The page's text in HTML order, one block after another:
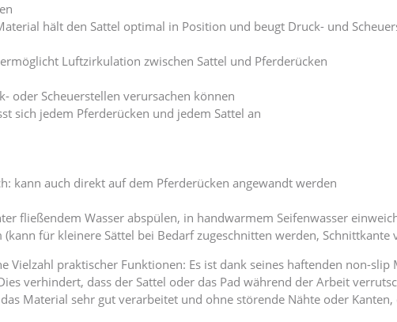
hält den Sattel optimal in Position und beugt Druck- und
Luftzirkulation zwischen Sattel und Pferderücken
oder Scheuerstellen verursachen können
sich jedem Pferderücken und jedem Sattel an
kann auch direkt auf dem Pferderücken angewandt werden
fließendem Wasser abspülen, in handwarmem Seifenwasser
(kann für kleinere Sättel bei Bedarf zugeschnitten werden, Schnittkante
Vielzahl praktischer Funktionen: Es ist dank seines haftenden non-
verhindert, dass der Sattel oder das Pad während der Arbeit
Material sehr gut verarbeitet und ohne störende Nähte oder